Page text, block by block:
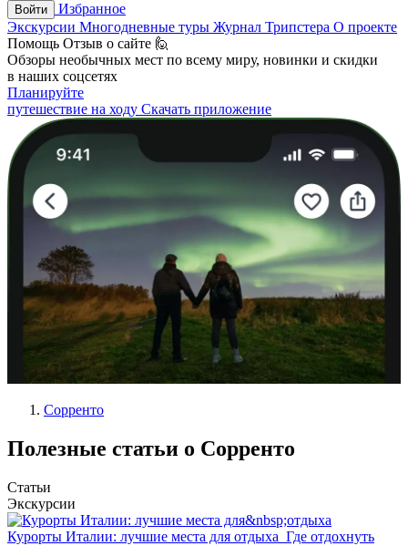
Войти
Избранное
Экскурсии Многодневные туры Журнал Трипстера О проекте
Помощь Отзыв о сайте 🙋
Обзоры необычных мест по всему миру, новинки и скидки
в наших соцсетях
Планируйте
путешествие на ходу Скачать приложение
Сорренто
Полезные статьи о Сорренто
Статьи
Экскурсии
Курорты Италии: лучшие места для отдыха Где отдохнуть